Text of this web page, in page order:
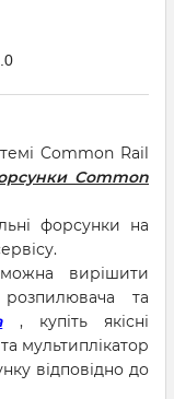
Common Rail
Common
форсунки на
вирішити
та
, купіть якісні
мультиплікатор
відповідно до